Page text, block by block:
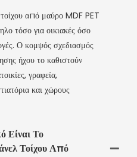
από μαύρο MDF PET
τόσο για οικιακές όσο
Ο κομψός σχεδιασμός
ήχου το καθιστούν
γραφεία,
και χώρους
Είναι Το
Τοίχου Από